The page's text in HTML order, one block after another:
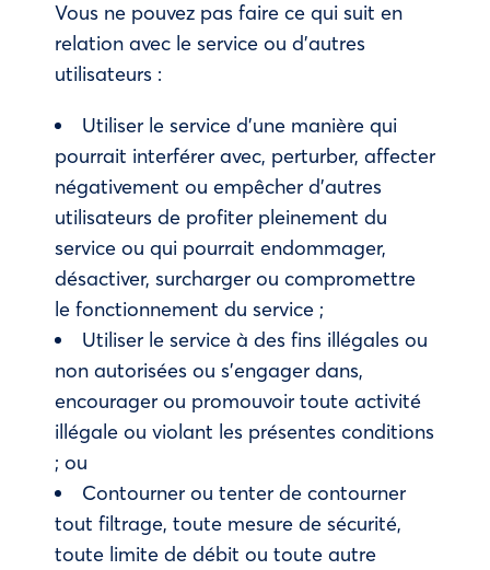
Vous ne pouvez pas faire ce qui suit en
relation avec le service ou d’autres
utilisateurs :
Utiliser le service d’une manière qui
pourrait interférer avec, perturber, affecter
négativement ou empêcher d’autres
utilisateurs de profiter pleinement du
service ou qui pourrait endommager,
désactiver, surcharger ou compromettre
le fonctionnement du service ;
Utiliser le service à des fins illégales ou
non autorisées ou s’engager dans,
encourager ou promouvoir toute activité
illégale ou violant les présentes conditions
; ou
Contourner ou tenter de contourner
tout filtrage, toute mesure de sécurité,
toute limite de débit ou toute autre